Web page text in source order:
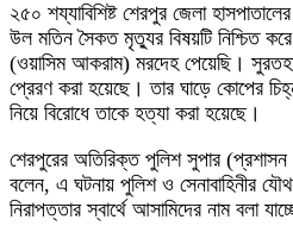
২৫০ শয্যাবিশিষ্ট শেরপুর জেলা
উল মতিন সৈকত মৃত্যুর বিষয়টি নিশ্চিত
(ওয়াসিম আকরাম) মরদেহ পেয়েছি।
প্রেরণ করা হয়েছে। তার ঘাড়ে কোপের
নিয়ে বিরোধে তাকে হত্যা করা হয়েছে।
শেরপুরের অতিরিক্ত পুলিশ সুপার
বলেন, এ ঘটনায় পুলিশ ও সেনাবাহিনীর
নিরাপত্তার স্বার্থে আসামিদের নাম বলা